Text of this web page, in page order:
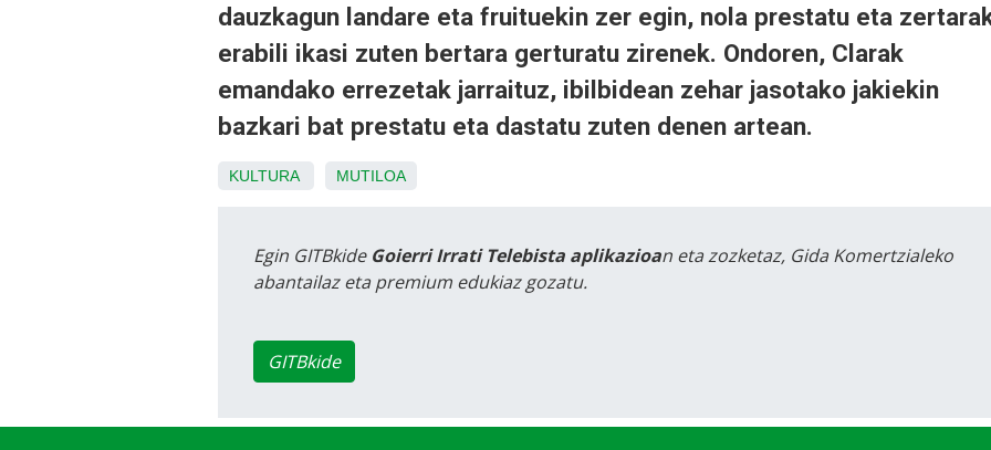
dauzkagun landare eta fruituekin zer egin, nola prestatu eta
erabili ikasi zuten bertara gerturatu zirenek. Ondoren, Clarak
emandako errezetak jarraituz, ibilbidean zehar jasotako jakiekin
bazkari bat prestatu eta dastatu zuten denen artean.
KULTURA MUTILOA
Egin GITBkide Goierri Irrati Telebista aplikazioan eta zozketaz, Gida Komertzialeko
abantailaz eta premium edukiaz gozatu.
GITBkide